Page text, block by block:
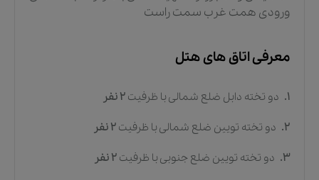
ورودی همت غرب سمت راست
معرفی اتاق های هتل
1. دو تخته دابل ضلع شمالی با ظرفیت 2 نفر
2. دو تخته تویین ضلع شمالی با ظرفیت 2 نفر
3. دو تخته تویین ضلع جنوبی با ظرفیت 2 نفر